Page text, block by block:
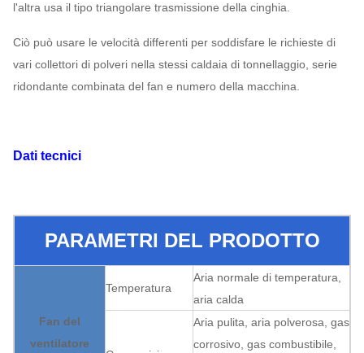
l'altra usa il tipo triangolare trasmissione della cinghia.
Ciò può usare le velocità differenti per soddisfare le richieste di
vari collettori di polveri nella stessi caldaia di tonnellaggio, serie
ridondante combinata del fan e numero della macchina.
Dati tecnici
PARAMETRI DEL PRODOTTO
Fan del
ventilatore
Temperatura
Aria normale di temperatura,
aria calda
Aria pulita, aria polverosa, gas
corrosivo, gas combustibile,